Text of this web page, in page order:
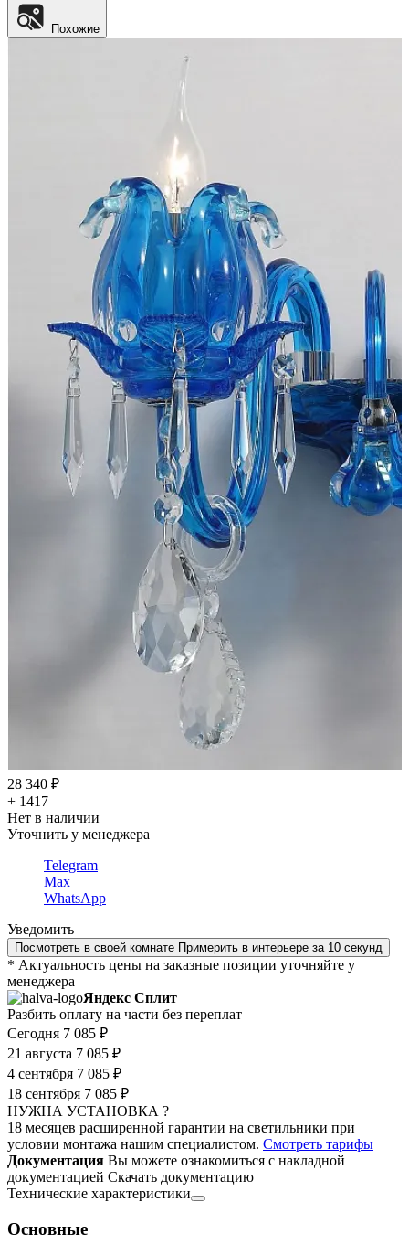
Похожие
28 340 ₽
+ 1417
Нет в наличии
Уточнить у менеджера
Telegram
Max
WhatsApp
Уведомить
Посмотреть в своей комнате Примерить в интерьере за 10 секунд
* Актуальность цены на заказные позиции уточняйте у
менеджера
Яндекс Сплит
Разбить оплату на части без переплат
Сегодня 7 085 ₽
21 августа 7 085 ₽
4 сентября 7 085 ₽
18 сентября 7 085 ₽
НУЖНА УСТАНОВКА ?
18 месяцев расширенной гарантии на светильники при
условии монтажа нашим специалистом. Смотреть тарифы
Документация Вы можете ознакомиться с накладной
документацией Скачать документацию
Технические характеристики
Основные